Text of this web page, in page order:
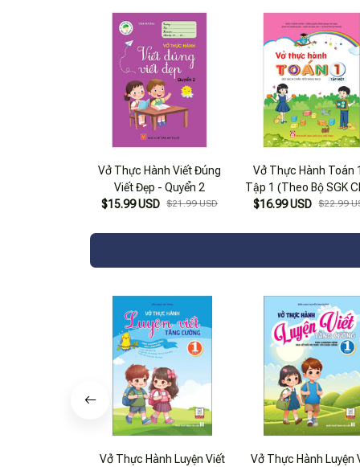
Vở Thực Hành Viết Đúng
Viết Đẹp - Quyển 2
$15.99 USD $21.99 USD
Vở Thực Hành Toán
Tập 1 (Theo Bộ SGK
Trời Sáng Tạo)
$16.99 USD $22.99
Vở Thực Hành Luyện Viết
Vở Thực Hành Luyện